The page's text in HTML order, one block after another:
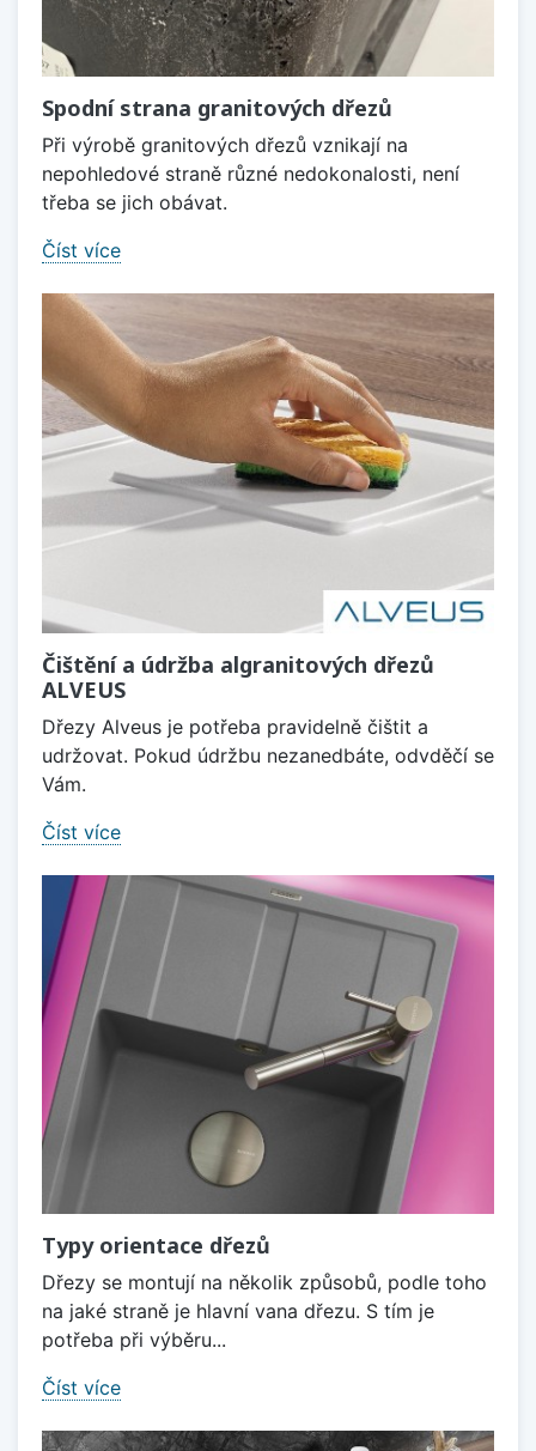
Spodní strana granitových dřezů
Při výrobě granitových dřezů vznikají na
nepohledové straně různé nedokonalosti, není
třeba se jich obávat.
Číst více
Čištění a údržba algranitových dřezů
ALVEUS
Dřezy Alveus je potřeba pravidelně čištit a
udržovat. Pokud údržbu nezanedbáte, odvděčí se
Vám.
Číst více
Typy orientace dřezů
Dřezy se montují na několik způsobů, podle toho
na jaké straně je hlavní vana dřezu. S tím je
potřeba při výběru...
Číst více